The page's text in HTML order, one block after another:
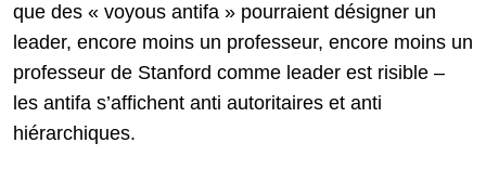
que des « voyous antifa » pourraient désigner un
leader, encore moins un professeur, encore moins un
professeur de Stanford comme leader est risible –
les antifa s’affichent anti autoritaires et anti
hiérarchiques.